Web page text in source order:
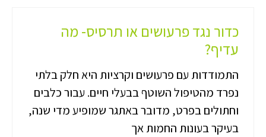
כדור נגד פרעושים או תרסיס- מה
עדיף?
התמודדות עם פרעושים וקרציות היא חלק בלתי
נפרד מהטיפול השוטף בבעלי חיים. עבור כלבים
וחתולים בפרט, מדובר באתגר שמופיע מדי שנה,
בעיקר בעונות החמות אך